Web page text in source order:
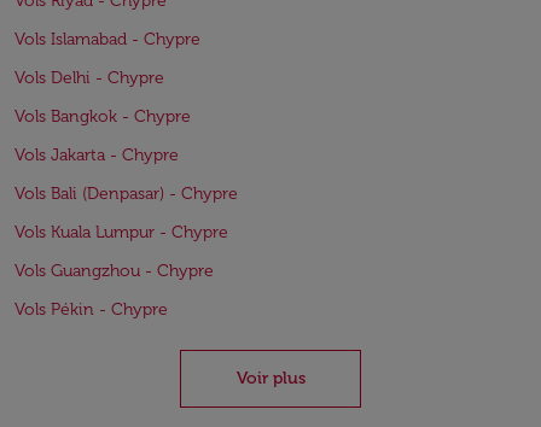
Vols Islamabad - Chypre
Vols Delhi - Chypre
Vols Bangkok - Chypre
Vols Jakarta - Chypre
Vols Bali (Denpasar) - Chypre
Vols Kuala Lumpur - Chypre
Vols Guangzhou - Chypre
Vols Pékin - Chypre
Voir plus